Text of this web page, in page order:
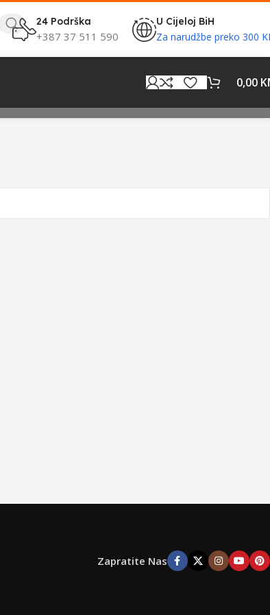
24 Podrška
+387 37 511 590
U Cijeloj BiH
Za narudžbe preko 300
0,00
Zapratite Nas